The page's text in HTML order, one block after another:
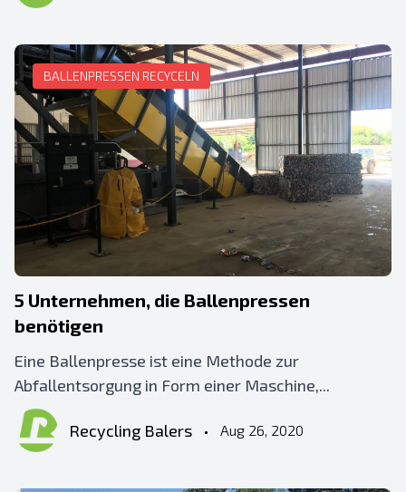
BALLENPRESSEN RECYCELN
5 Unternehmen, die Ballenpressen
benötigen
Eine Ballenpresse ist eine Methode zur
Abfallentsorgung in Form einer Maschine,...
Recycling Balers • Aug 26, 2020